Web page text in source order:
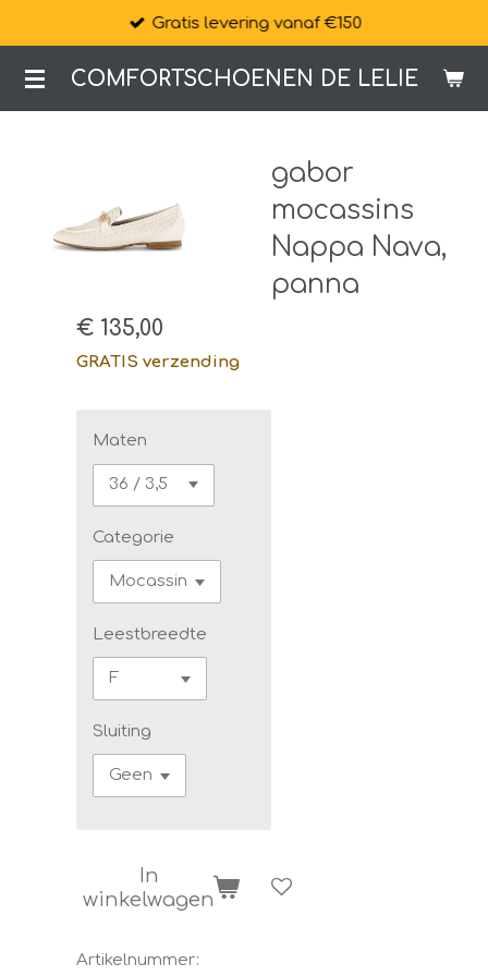
naar
de
COMFORTSCHOENEN DE LELIE
Gratis levering vanaf €150
gabor
mocassins
Nappa Nava,
panna
€ 135,00
GRATIS verzending
Maten
Categorie
Leestbreedte
Sluiting
In
winkelwagen
Artikelnummer: